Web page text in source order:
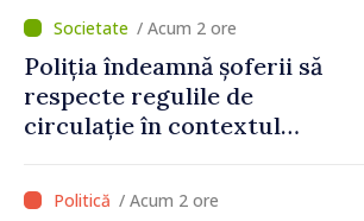
/ Acum 2 ore
Poliția îndeamnă șoferii să
respecte regulile de
circulație în contextul
perioada concediilor
/ Acum 2 ore